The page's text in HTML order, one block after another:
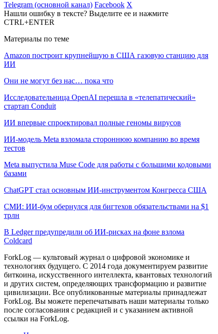
Telegram (основной канал) Facebook X
Нашли ошибку в тексте? Выделите ее и нажмите
CTRL+ENTER
Материалы по теме
Amazon построит крупнейшую в США газовую станцию для
ИИ
Они не могут без нас… пока что
Исследовательница OpenAI перешла в «телепатический»
стартап Conduit
ИИ впервые спроектировал полные геномы вирусов
ИИ-модель Meta взломала стороннюю компанию во время
тестов
Meta выпустила Muse Code для работы с большими кодовыми
базами
ChatGPT стал основным ИИ-инструментом Конгресса США
СМИ: ИИ-бум обернулся для бигтехов обязательствами на $1
трлн
В Ledger предупредили об ИИ-рисках на фоне взлома
Coldcard
ForkLog — культовый журнал о цифровой экономике и
технологиях будущего. С 2014 года документируем развитие
биткоина, искусственного интеллекта, квантовых технологий
и других систем, определяющих трансформацию и развитие
цивилизации. Все опубликованные материалы принадлежат
ForkLog. Вы можете перепечатывать наши материалы только
после согласования с редакцией и с указанием активной
ссылки на ForkLog.